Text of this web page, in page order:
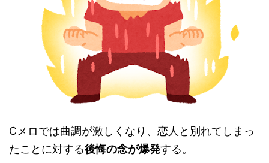
Cメロでは曲調が激しくなり、恋人と別れてしまっ
たことに対する後悔の念が爆発する。